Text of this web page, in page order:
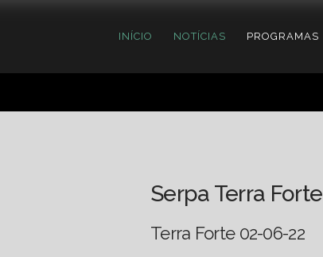
INÍCIO NOTÍCIAS PROGRAMAS
Serpa Terra Forte
Terra Forte 02-06-22